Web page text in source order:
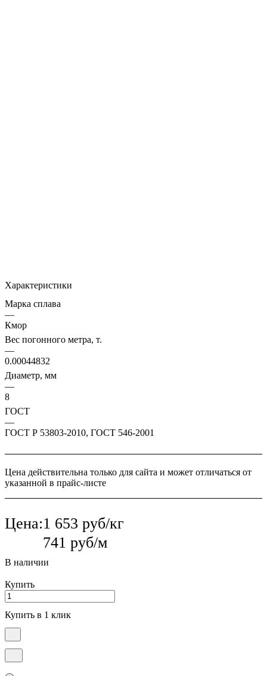
Характеристики
Марка сплава
—
Кмор
Вес погонного метра, т.
—
0.00044832
Диаметр, мм
—
8
ГОСТ
—
ГОСТ Р 53803-2010, ГОСТ 546-2001
Цена действительна только для сайта и может отличаться от
указанной в прайс-листе
Цена:1 653 руб/кг
741 руб/м
В наличии
Купить
Купить в 1 клик